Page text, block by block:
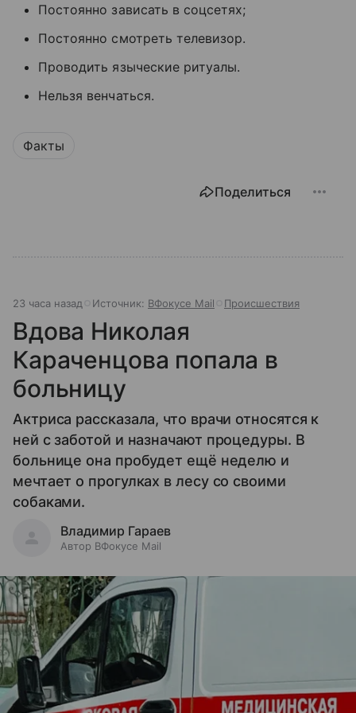
Постоянно зависать в соцсетях;
Постоянно смотреть телевизор.
Проводить языческие ритуалы.
Нельзя венчаться.
Факты
Поделиться
23 часа назад Источник: ВФокусе Mail Происшествия
Вдова Николая
Караченцова попала в
больницу
Актриса рассказала, что врачи относятся к
ней с заботой и назначают процедуры. В
больнице она пробудет ещё неделю и
мечтает о прогулках в лесу со своими
собаками.
Владимир Гараев
Автор ВФокусе Mail